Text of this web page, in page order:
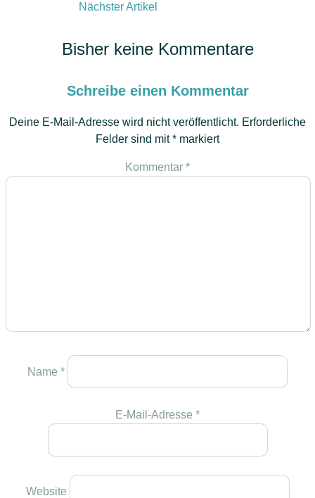
Nächster Artikel
Bisher keine Kommentare
Schreibe einen Kommentar
Deine E-Mail-Adresse wird nicht veröffentlicht. Erforderliche
Felder sind mit* markiert
Kommentar *
Name *
E-Mail-Adresse *
Website